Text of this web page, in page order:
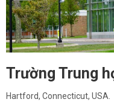
Trường Trung
Hartford, Connecticut, USA.